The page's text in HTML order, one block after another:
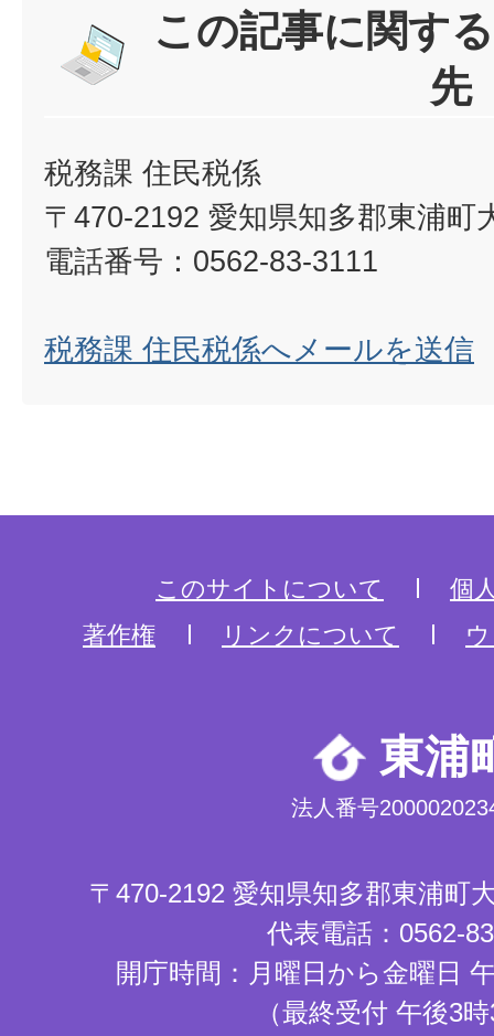
この記事に関す
先
税務課 住民税係
〒470-2192 愛知県知多郡東浦町
電話番号：0562-83-3111
税務課 住民税係へメールを送信
このサイトについて
個
著作権
リンクについて
東浦
法人番号
〒470-2192 愛知県知多郡東浦町
代表電話：0562-
開庁時間：月曜日から金曜日
（最終受付 午後3